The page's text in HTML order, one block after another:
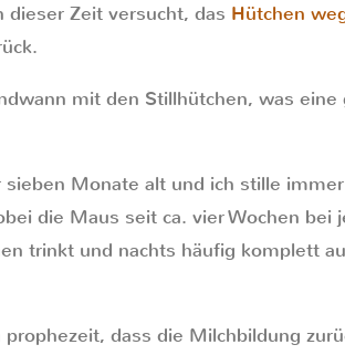
Zeit versucht, das Hütchen
mit den Stillhütchen, was eine
Monate alt und ich stille
die Maus seit ca. vier Wochen bei
trinkt und nachts häufig komplett
dass die Milchbildung